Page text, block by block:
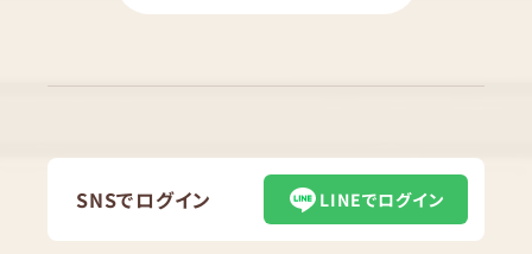
SNSでログイン LINEでログイン